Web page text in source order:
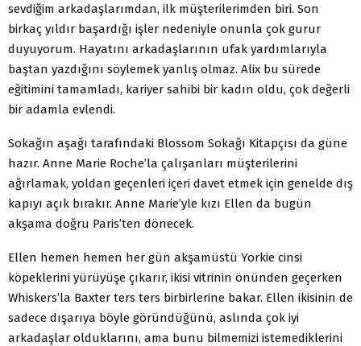
sevdiğim arkadaşlarımdan, ilk müşterilerimden biri. Son
birkaç yıldır başardığı işler nedeniyle onunla çok gurur
duyuyorum. Hayatını arkadaşlarının ufak yardımlarıyla
baştan yazdığını söylemek yanlış olmaz. Alix bu sürede
eğitimini tamamladı, kariyer sahibi bir kadın oldu, çok değerli
bir adamla evlendi.
Sokağın aşağı tarafındaki Blossom Sokağı Kitapçısı da güne
hazır. Anne Marie Roche’la çalışanları müşterilerini
ağırlamak, yoldan geçenleri içeri davet etmek için genelde dış
kapıyı açık bırakır. Anne Marie’yle kızı Ellen da bugün
akşama doğru Paris’ten dönecek.
Ellen hemen hemen her gün akşamüstü Yorkie cinsi
köpeklerini yürüyüşe çıkarır, ikisi vitrinin önünden geçerken
Whiskers’la Baxter ters ters birbirlerine bakar. Ellen ikisinin de
sadece dışarıya böyle göründüğünü, aslında çok iyi
arkadaşlar olduklarını, ama bunu bilmemizi istemediklerini